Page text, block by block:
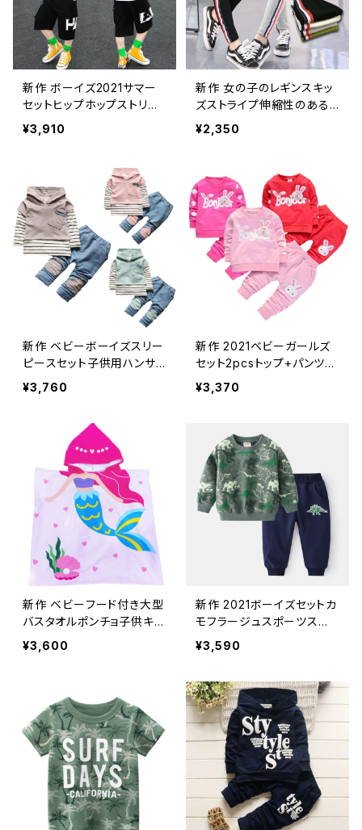
新作 ボーイズ2021サマー
セットヒップホップストリー
トスポーツウェアシャツ+パ
ンツ2個ボーイズ服スポーツ
¥3,910
新作 女の子のレギンスキッ
ズストライプ伸縮性のある
無地のズボン子供34 5 6 7
8歳スキニースポーツペン
¥2,350
新作 ベビーボーイズスリー
ピースセット子供用ハンサ
ムキッズスポーツウェアフル
Tシャツ+パンツ+ベストボ
¥3,760
新作 2021ベビーガールズ
セット2pcsトップ+パンツス
ポーツスーツかわいいウサ
ギ幼児キッズトラックスーツ
¥3,370
新作 ベビーフード付き大型
バスタオルポンチョ子供キッ
ズバスローブタオルバスロ
ーブクイックドライ吸収剤ト
¥3,600
新作 2021ボーイズセットカ
モフラージュスポーツスー
ツ子供トラックスーツフルT
シャツスウェットシャツパン
¥3,590